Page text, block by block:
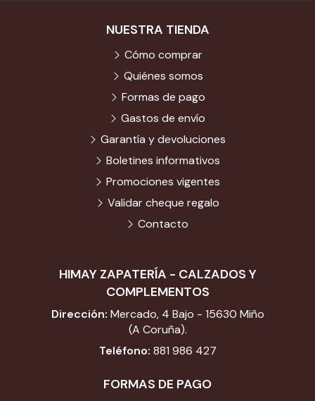
HIMAY ZAPATERÍA - CALZADOS Y
COMPLEMENTOS
Dirección: Mercado, 4 Bajo - 15630 Miño
(A Coruña).
Teléfono: 881 986 427
FORMAS DE PAGO
NUESTRA TIENDA
Cómo comprar
Quiénes somos
Formas de pago
Gastos de envío
Garantía y devoluciones
Boletines informativos
Promociones vigentes
Validar cheque regalo
Contacto